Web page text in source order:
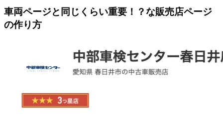
車両ページと同じくらい重要！？な販売店ページ
の作り方